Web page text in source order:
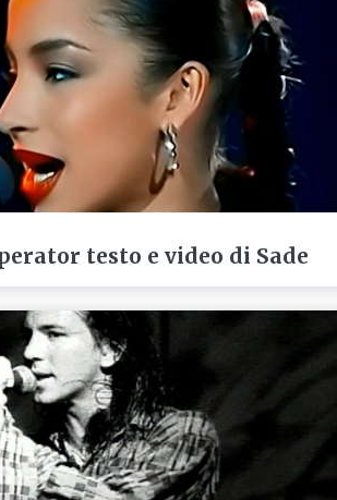
testo e video di Sade